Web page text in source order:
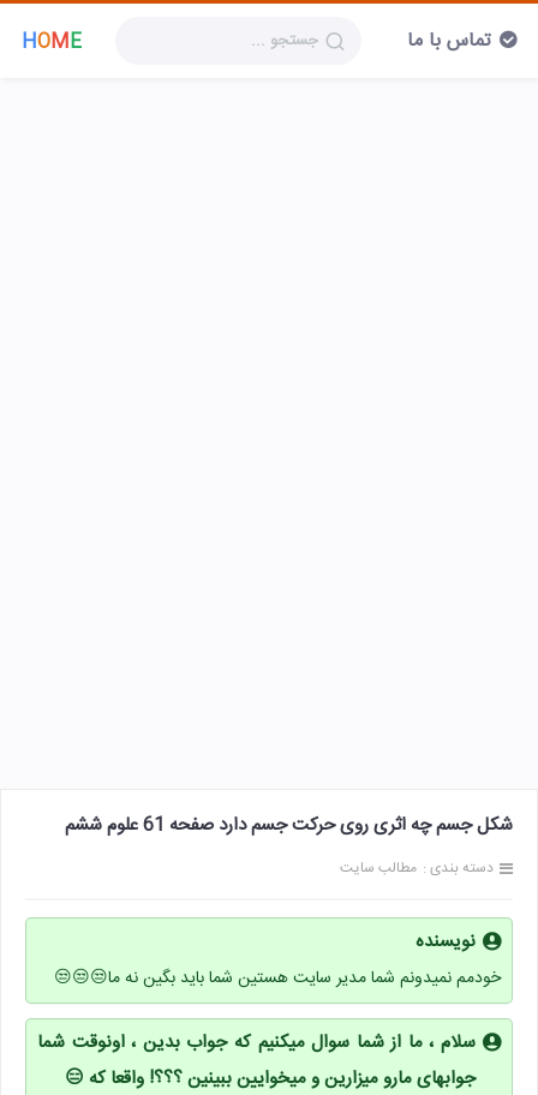
HOME تماس با ما
شکل جسم چه اثری روی حرکت جسم دارد صفحه 61 علوم ششم
دسته بندی : مطالب سایت
نویسنده
خودمم نمیدونم شما مدیر سایت هستین شما باید بگین نه ما😒😒😒
سلام ، ما از شما سوال میکنیم که جواب بدین ، اونوقت شما
جوابهای مارو میزارین و میخوایین ببینین ؟؟؟! واقعا که 😑